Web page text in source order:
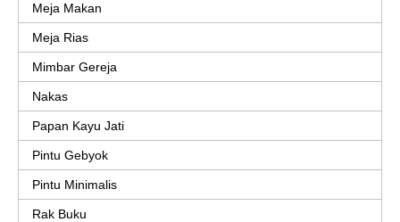
Meja Makan
Meja Rias
Mimbar Gereja
Nakas
Papan Kayu Jati
Pintu Gebyok
Pintu Minimalis
Rak Buku